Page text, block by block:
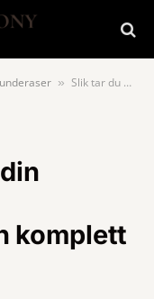
» Slik tar du vare på din langhårete sankt bernhardshund: En komplett raseguide
komplett